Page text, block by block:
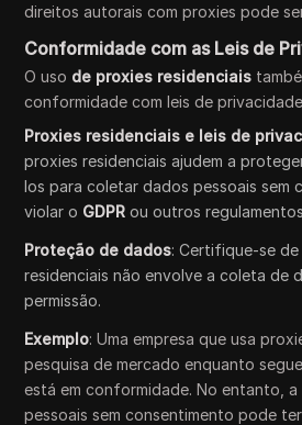
direitos autorais com proxies pode
Conformidade com as Leis de
O uso de proxies residenciais
conformidade com leis de
Proxies residenciais e leis de
proxies residenciais ajudem a
los para coletar dados pessoais sem
violar o GDPR ou outros
Proteção de dados: Certifique-se
residenciais não envolve a coleta de
permissão.
Exemplo: Uma empresa que usa
pesquisa de mercado enquanto
está em conformidade. No entanto,
pessoais sem consentimento pode